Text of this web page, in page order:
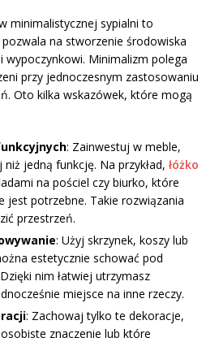
minimalistycznej sypialni to
na stworzenie środowiska
wypoczynkowi. Minimalizm polega
przy jednoczesnym zastosowaniu
Oto kilka wskazówek, które mogą
: Zainwestuj w meble,
jedną funkcję. Na przykład, łóżko
na pościel czy biurko, które
jest potrzebne. Takie rozwiązania
przestrzeń.
: Użyj skrzynek, koszy lub
estetycznie schować pod
nim łatwiej utrzymasz
miejsce na inne rzeczy.
: Zachowaj tylko te dekoracje,
znaczenie lub które